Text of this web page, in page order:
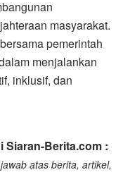
masyarakat.
pemerintah
menjalankan
inklusif, dan
Siaran-Berita.com :
atas berita, artikel,